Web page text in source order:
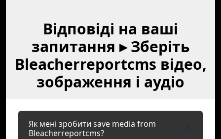
Відповіді на ваші
запитання ▸ Зберіть
Bleacherreportcms відео,
зображення і аудіо
Як мені зробити save media from
Bleacherreportcms?